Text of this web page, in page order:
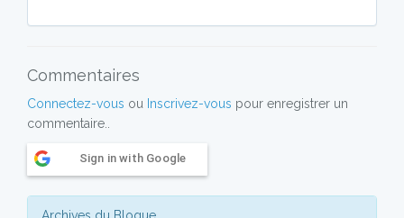
Commentaires
Connectez-vous ou Inscrivez-vous pour enregistrer un
commentaire..
Sign in with Google